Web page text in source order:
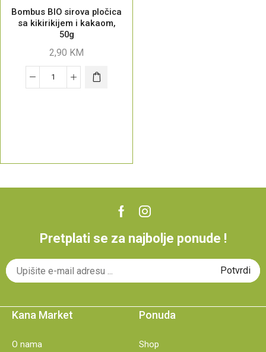
Bombus BIO sirova pločica
sa kikirikijem i kakaom,
50g
2,90 KM
Pretplati se za najbolje ponude !
Kana Market
O nama
Ponuda
Shop